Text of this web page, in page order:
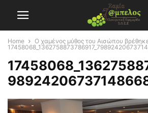
Home
Ο χαμένος μύθος του Αισώπου